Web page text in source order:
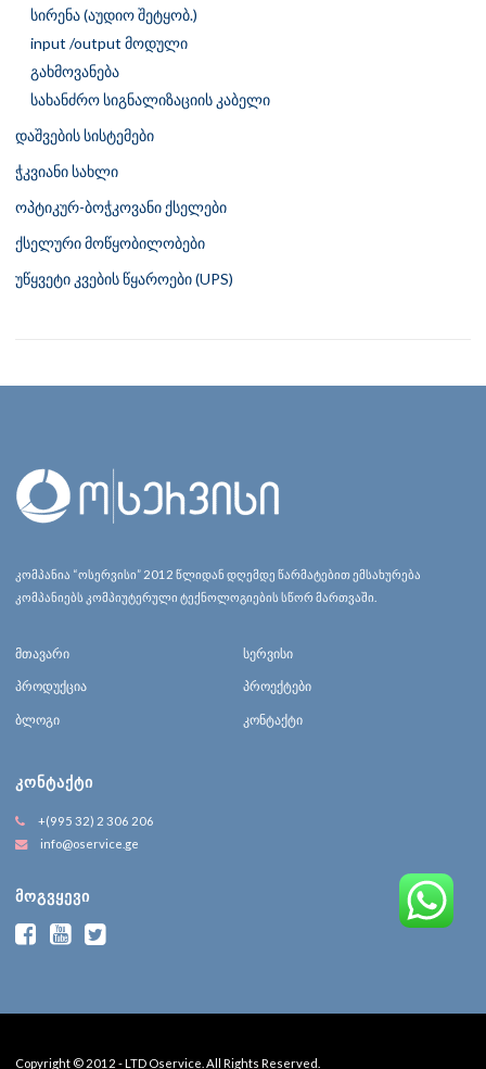
სირენა (აუდიო შეტყობ.)
input /output მოდული
გახმოვანება
სახანძრო სიგნალიზაციის კაბელი
დაშვების სისტემები
ჭკვიანი სახლი
ოპტიკურ-ბოჭკოვანი ქსელები
ქსელური მოწყობილობები
უწყვეტი კვების წყაროები (UPS)
კომპანია “ოსერვისი” 2012 წლიდან დღემდე წარმატებით ემსახურება
კომპანიებს კომპიუტერული ტექნოლოგიების სწორ მართვაში.
მთავარი სერვისი
პროდუქცია პროექტები
ბლოგი კონტაქტი
ᲙᲝᲜᲢᲐᲥᲢᲘ
+(995 32) 2 306 206
info@oservice.ge
ᲛᲝᲒᲕᲧᲔᲕᲘ
Copyright © 2012 - LTD Oservice. All Rights Reserved.